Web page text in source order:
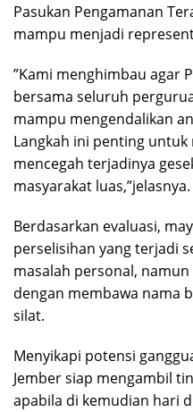
Pasukan Pengamanan
mampu menjadi
​”Kami menghimbau agar
bersama seluruh
mampu mengendalikan
Langkah ini penting
mencegah terjadinya
masyarakat luas,”jelasnya.
​Berdasarkan evaluasi,
perselisihan yang terjadi
masalah personal,
dengan membawa nama
silat.
Menyikapi potensi
Jember siap mengambil
apabila di kemudian hari